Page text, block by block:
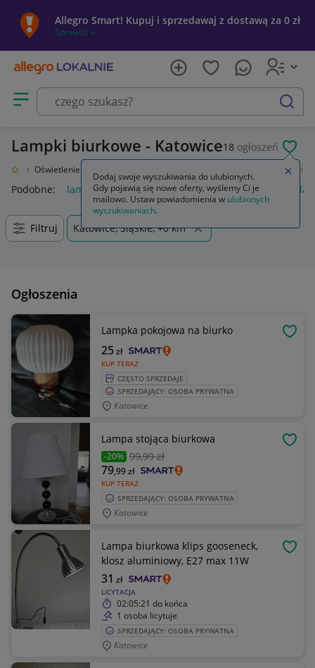
Allegro Smart! Kupuj i sprzedawaj z dostawą za 0 zł
Sprawdź »
Otwórz menu z kategoriami
szukaj
Lampki biurkowe - Katowice18 ogłoszeń
Oświetlenie Lampki biurkowe
Podobne: lampki biurkowe uchwyt do lampki biurkowej
Filtruj Katowice, Śląskie, +0 km
Ogłoszenia
Lampka pokojowa na biurko
KUP TERAZ
25zł
CZĘSTO SPRZEDAJE
SPRZEDAJĄCY: OSOBA PRYWATNA
Katowice
Lampa stojąca biurkowa
-20% 99,99 zł
KUP TERAZ
79,99zł
SPRZEDAJĄCY: OSOBA PRYWATNA
Katowice
Lampa biurkowa klips gooseneck,
klosz aluminiowy, E27 max 11W
LICYTACJA
31 zł
02:05:21 do końca
1 osoba licytuje
SPRZEDAJĄCY: OSOBA PRYWATNA
Katowice
Dodaj swoje wyszukiwania do ulubionych.
Gdy pojawią się nowe oferty, wyślemy Ci je
mailowo. Ustaw powiadomienia w ulubionych
wyszukiwaniach.